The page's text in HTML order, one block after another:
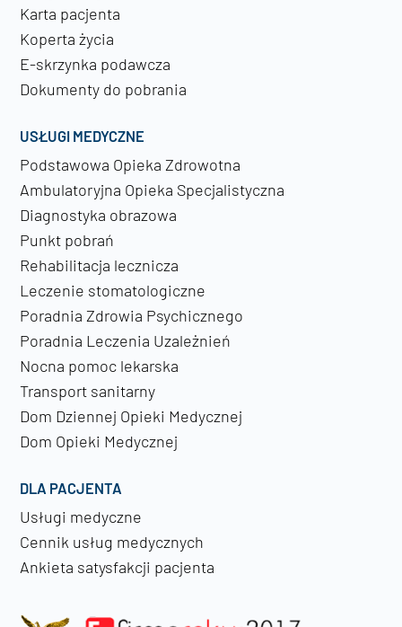
Karta pacjenta
Koperta życia
E-skrzynka podawcza
Dokumenty do pobrania
USŁUGI MEDYCZNE
Podstawowa Opieka Zdrowotna
Ambulatoryjna Opieka Specjalistyczna
Diagnostyka obrazowa
Punkt pobrań
Rehabilitacja lecznicza
Leczenie stomatologiczne
Poradnia Zdrowia Psychicznego
Poradnia Leczenia Uzależnień
Nocna pomoc lekarska
Transport sanitarny
Dom Dziennej Opieki Medycznej
Dom Opieki Medycznej
DLA PACJENTA
Usługi medyczne
Cennik usług medycznych
Ankieta satysfakcji pacjenta